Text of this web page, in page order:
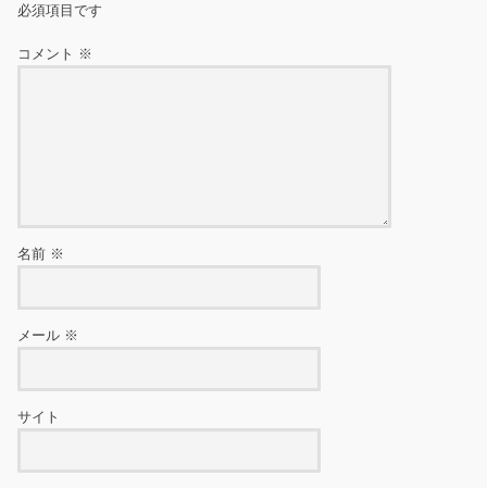
必須項目です
コメント ※
名前 ※
メール ※
サイト